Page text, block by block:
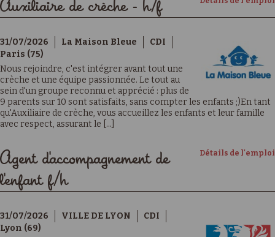
Auxiliaire de crèche - h/f
31/07/2026 La Maison Bleue
CDI
Paris (75)
Nous rejoindre, c'est intégrer avant tout une
crèche et une équipe passionnée. Le tout au
sein d'un groupe reconnu et apprécié : plus de
9 parents sur 10 sont satisfaits, sans compter les enfants ;)En tant
qu'Auxiliaire de crèche, vous accueillez les enfants et leur famille
avec respect, assurant le [...]
Détails de l'emploi
Agent d'accompagnement de
l'enfant f/h
31/07/2026 VILLE DE LYON
CDI
Lyon (69)